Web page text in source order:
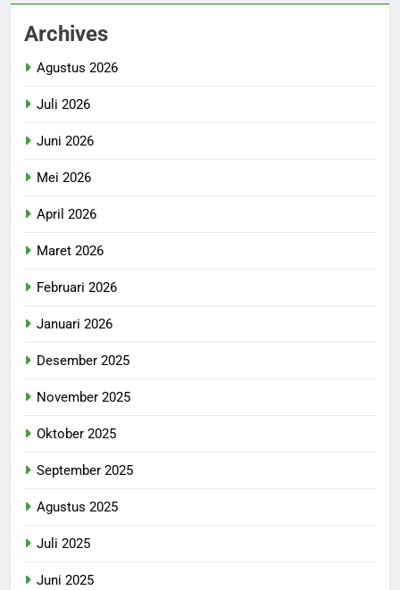
Archives
Agustus 2026
Juli 2026
Juni 2026
Mei 2026
April 2026
Maret 2026
Februari 2026
Januari 2026
Desember 2025
November 2025
Oktober 2025
September 2025
Agustus 2025
Juli 2025
Juni 2025